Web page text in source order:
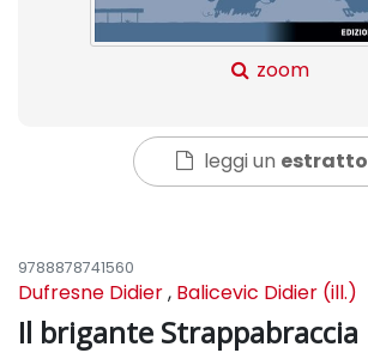
zoom
leggi un estratto
9788878741560
Dufresne Didier, Balicevic Didier (ill.)
Il brigante Strappabraccia